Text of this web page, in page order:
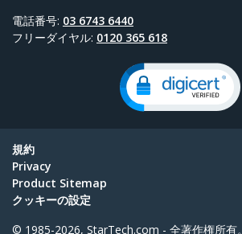
電話番号: 03 6743 6440
フリーダイヤル: 0120 365 618
規約
Privacy
Product Sitemap
クッキーの設定
© 1985-2026, StarTech.com - 全著作権所有。